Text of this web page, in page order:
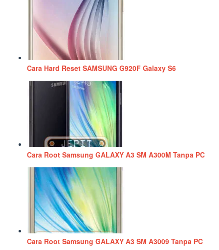
Cara Hard Reset SAMSUNG G920F Galaxy S6
Cara Root Samsung GALAXY A3 SM A300M Tanpa PC
Cara Root Samsung GALAXY A3 SM A3009 Tanpa PC